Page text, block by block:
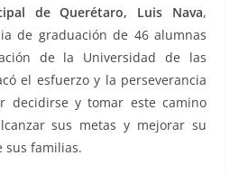
de Querétaro, Luis Nava,
de graduación de 46 alumnas
de la Universidad de las
el esfuerzo y la perseverancia
decidirse y tomar este camino
sus metas y mejorar su
sus familias.